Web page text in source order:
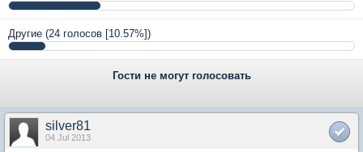
Другие (24 голосов [10.57%])
Гости не могут голосовать
silver81
04 Jul 2013